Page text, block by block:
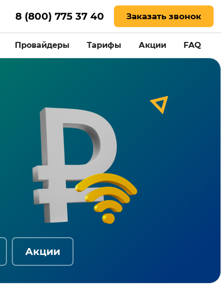
8 (800) 775 37 40 Заказать звонок
Провайдеры Тарифы Акции FAQ
Акции